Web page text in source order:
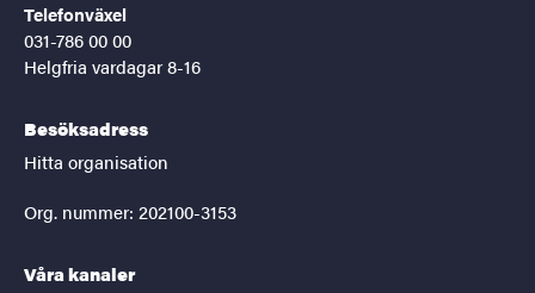
Telefonväxel
031-786 00 00
Helgfria vardagar 8-16
Besöksadress
Hitta organisation
Org. nummer: 202100-3153
Våra kanaler